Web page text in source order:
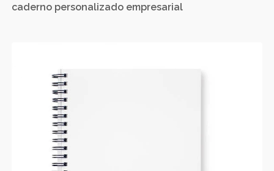
caderno personalizado empresarial